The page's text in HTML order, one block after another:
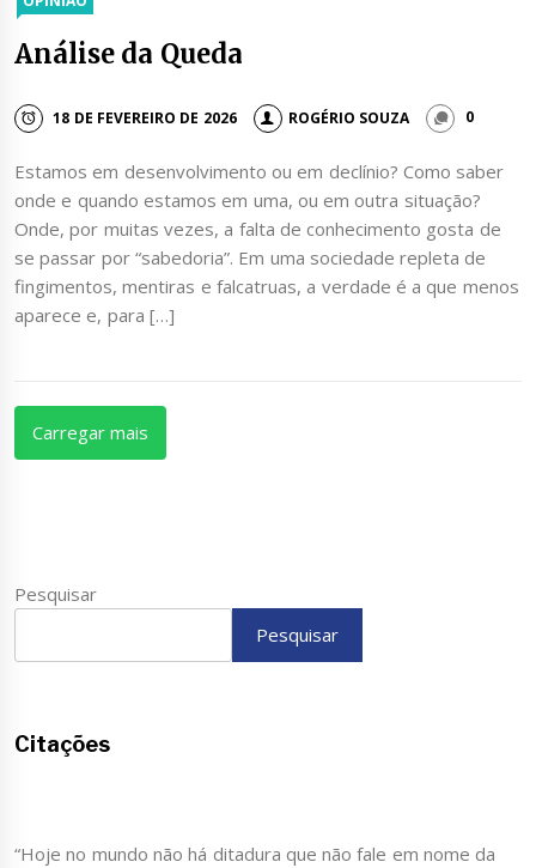
Análise da Queda
18 DE FEVEREIRO DE 2026 ROGÉRIO SOUZA 0
Estamos em desenvolvimento ou em declínio? Como saber
onde e quando estamos em uma, ou em outra situação?
Onde, por muitas vezes, a falta de conhecimento gosta de
se passar por “sabedoria”. Em uma sociedade repleta de
fingimentos, mentiras e falcatruas, a verdade é a que menos
aparece e, para […]
Carregar mais
Pesquisar
Pesquisar
Citações
“Hoje no mundo não há ditadura que não fale em nome da